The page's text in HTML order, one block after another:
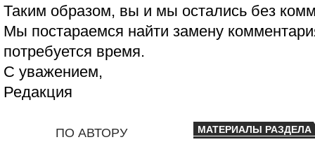
Таким образом, вы и мы остались без
Мы постараемся найти замену
потребуется время.
С уважением,
Редакция
ПО АВТОРУ МАТЕРИАЛЫ РАЗДЕЛА